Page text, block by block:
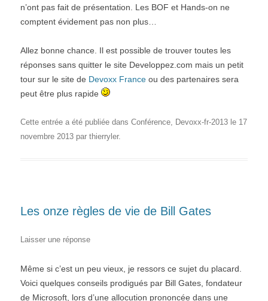
n’ont pas fait de présentation. Les BOF et Hands-on ne
comptent évidement pas non plus…
Allez bonne chance. Il est possible de trouver toutes les
réponses sans quitter le site Developpez.com mais un petit
tour sur le site de Devoxx France ou des partenaires sera
peut être plus rapide
Cette entrée a été publiée dans Conférence, Devoxx-fr-2013 le 17
novembre 2013 par thierryler.
Les onze règles de vie de Bill Gates
Laisser une réponse
Même si c’est un peu vieux, je ressors ce sujet du placard.
Voici quelques conseils prodigués par Bill Gates, fondateur
de Microsoft, lors d’une allocution prononcée dans une